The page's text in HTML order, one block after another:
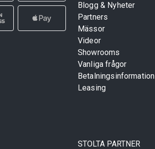
Blogg & Nyheter
Partners
Mässor
Videor
Showrooms
Vanliga frågor
Betalningsinformation
Leasing
STOLTA PARTNER